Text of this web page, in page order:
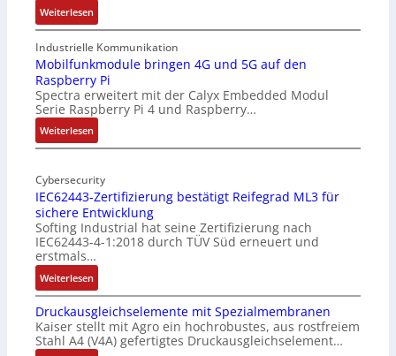
Weiterlesen:
1
9
-
Z
o
l
l
-
n
d
u
s
t
r
i
e
-
P
C
Industrielle Kommunikation
Mobilfunkmodule bringen 4G und 5G auf den
Raspberry Pi
Spectra erweitert mit der Calyx Embedded Modul
Serie Raspberry Pi 4 und Raspberry…
Weiterlesen:
M
b
i
l
f
u
n
k
m
o
d
u
Cybersecurity
IEC62443-Zertifizierung bestätigt Reifegrad ML3 für
sichere Entwicklung
Softing Industrial hat seine Zertifizierung nach
IEC62443-4-1:2018 durch TÜV Süd erneuert und
erstmals…
Weiterlesen:
I
E
6
Druckausgleichselemente mit Spezialmembranen
Kaiser stellt mit Agro ein hochrobustes, aus rostfreiem
Stahl A4 (V4A) gefertigtes Druckausgleichselement…